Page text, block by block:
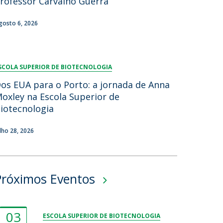
6, 2026
SUPERIOR DE BIOTECNOLOGIA
EUA para o Porto: a jornada de Anna
na Escola Superior de
28, 2026
Eventos
03 ESCOLA SUPERIOR DE BIOTECNOLOGIA